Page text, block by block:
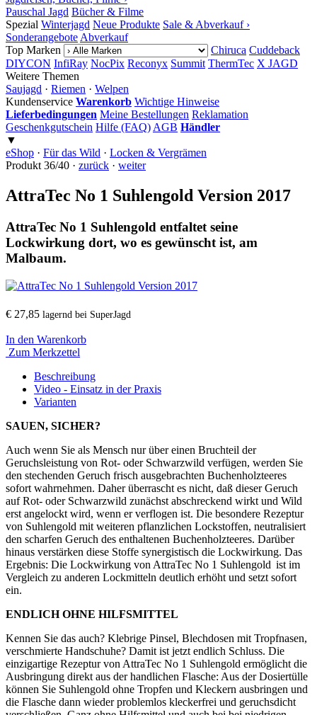
Pauschal Jagd Bücher & Filme
Spezial Winterjagd Neue Produkte Sale & Abverkauf ›
Sonderangebote Abverkauf
Top Marken
Chiruca Cuddeback
DIYCON InfiRay NocPix Reconyx Summit ThermTec X JAGD
Weitere Themen
Saujagd · Riemen · Welpen
Kundenservice Warenkorb Wichtige Hinweise
Lieferbedingungen Meine Bestellungen Reklamation
Geschenkgutschein Hilfe (FAQ) AGB Händler
▼
eShop · Für das Wild · Locken & Vergrämen
Produkt 36/40 · zurück · weiter
AttraTec No 1 Suhlengold Version 2017
AttraTec No 1 Suhlengold entfaltet seine
Lockwirkung dort, wo es gewünscht ist, am
Malbaum.
€ 27,85 lagernd bei SuperJagd
In den Warenkorb
Zum Merkzettel
Beschreibung
Video - Einsatz in der Praxis
Varianten
SAUEN, SICHER?
Auch wenn Sie als Mensch nur über einen Bruchteil der
Geruchsleistung von Rot- oder Schwarzwild verfügen, werden Sie
den stechenden Geruch frisch ausgebrachten Buchenholzteeres
sofort wahrnehmen. Daher überrascht es nicht, daß dieser Geruch
auf Rot- oder Schwarzwild zunächst abschreckend wirkt und Wild
erst angelockt wird, wenn er verflogen ist. Die besondere Rezeptur
von Suhlengold mit weiteren pflanzlichen Lockstoffen, neutralisiert
den scharfen Geruch des enthaltenen Buchenholzteeres. Darüber
hinaus verstärken diese Stoffe synergistisch die Lockwirkung. Das
Ergebnis: Die Lockwirkung von AttraTec No 1 Suhlengold ist im
Vergleich zu anderen Lockmitteln deutlich erhöht und setzt sofort
ein.
ENDLICH OHNE HILFSMITTEL
Kennen Sie das auch? Klebrige Pinsel, Blechdosen mit Tropfnasen,
verschmierte Handschuhe? Damit ist jetzt endlich Schluss. Die
einzigartige Rezeptur von AttraTec No 1 Suhlengold ermöglicht die
Ausbringung direkt aus der handlichen Flasche: Aus der Dosiertülle
können Sie Suhlengold ohne Tropfen und Kleckern ausbringen und
die Flasche dann wieder problemlos kleckerfrei und geruchsdicht